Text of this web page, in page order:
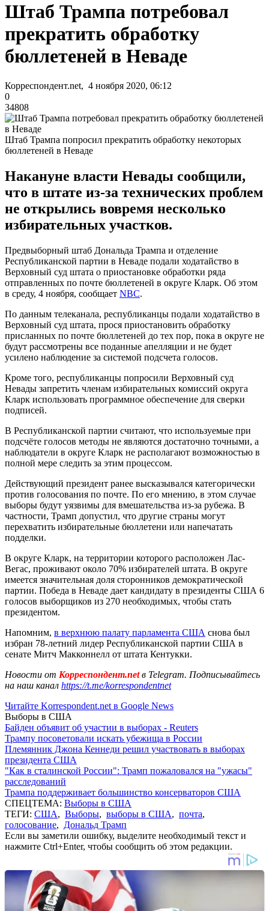
Штаб Трампа потребовал
прекратить обработку
бюллетеней в Неваде
Корреспондент.net, 4 ноября 2020, 06:12
0
34808
Штаб Трампа попросил прекратить обработку некоторых
бюллетеней в Неваде
Накануне власти Невады сообщили,
что в штате из-за технических проблем
не открылись вовремя несколько
избирательных участков.
Предвыборный штаб Дональда Трампа и отделение
Республиканской партии в Неваде подали ходатайство в
Верховный суд штата о приостановке обработки ряда
отправленных по почте бюллетеней в округе Кларк. Об этом
в среду, 4 ноября, сообщает NBC.
По данным телеканала, республиканцы подали ходатайство в
Верховный суд штата, прося приостановить обработку
присланных по почте бюллетеней до тех пор, пока в округе не
будут рассмотрены все поданные апелляции и не будет
усилено наблюдение за системой подсчета голосов.
Кроме того, республиканцы попросили Верховный суд
Невады запретить членам избирательных комиссий округа
Кларк использовать программное обеспечение для сверки
подписей.
В Республиканской партии считают, что используемые при
подсчёте голосов методы не являются достаточно точными, а
наблюдатели в округе Кларк не располагают возможностью в
полной мере следить за этим процессом.
Действующий президент ранее высказывался категорически
против голосования по почте. По его мнению, в этом случае
выборы будут уязвимы для вмешательства из-за рубежа. В
частности, Трамп допустил, что другие страны могут
перехватить избирательные бюллетени или напечатать
подделки.
В округе Кларк, на территории которого расположен Лас-
Вегас, проживают около 70% избирателей штата. В округе
имеется значительная доля сторонников демократической
партии. Победа в Неваде дает кандидату в президенты США 6
голосов выборщиков из 270 необходимых, чтобы стать
президентом.
Напомним, в верхнюю палату парламента США снова был
избран 78-летний лидер Республиканской партии США в
сенате Митч Макконнелл от штата Кентукки.
Новости от Корреспондент.netв Telegram. Подписывайтесь
на наш канал https://t.me/korrespondentnet
Читайте Korrespondent.net в Google News
Выборы в США
Байден объявит об участии в выборах - Reuters
Трампу посоветовали искать убежища в России
Племянник Джона Кеннеди решил участвовать в выборах
президента США
"Как в сталинской России": Трамп пожаловался на "ужасы"
расследований
Трампа поддерживает большинство консерваторов США
СПЕЦТЕМА: Выборы в США
ТЕГИ: США, Выборы, выборы в США, почта,
голосование, Дональд Трамп
Если вы заметили ошибку, выделите необходимый текст и
нажмите Ctrl+Enter, чтобы сообщить об этом редакции.